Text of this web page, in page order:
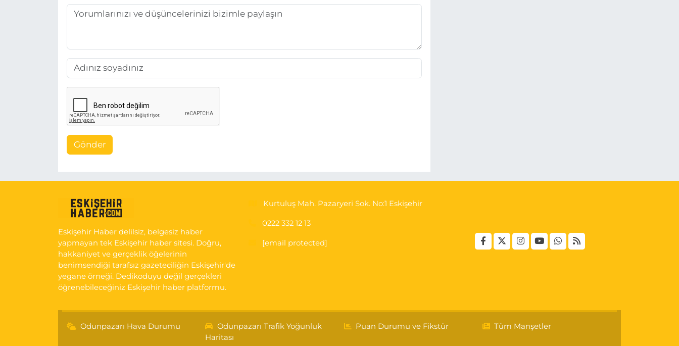
Gönder
Eskişehir Haber delilsiz, belgesiz haber
yapmayan tek Eskişehir haber sitesi. Doğru,
hakkaniyet ve gerçeklik öğelerinin
benimsendiği tarafsız gazeteciliğin Eskişehir'de
yegane örneği. Dedikoduyu değil gerçekleri
öğrenebileceğiniz Eskişehir haber platformu.
Kurtuluş Mah. Pazaryeri Sok. No:1 Eskişehir
0222 332 12 13
[email protected]
Odunpazarı Hava Durumu
Odunpazarı Trafik Yoğunluk
Haritası
Puan Durumu ve Fikstür Tüm Manşetler